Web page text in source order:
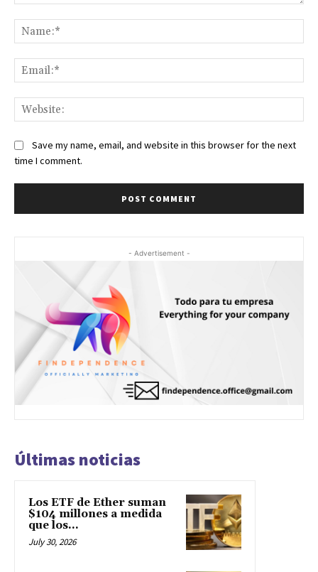
Save my name, email, and website in this browser for the next
time I comment.
- Advertisement -
Últimas noticias
Los ETF de Ether suman
$104 millones a medida
que los...
July 30, 2026